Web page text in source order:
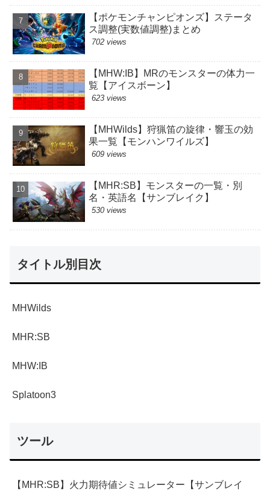
【ポケモンチャンピオンズ】ステータ
ス調整(実数値調整)まとめ
702 views
【MHW:IB】MRのモンスターの体力一
覧【アイスボーン】
623 views
【MHWilds】狩猟笛の旋律・響玉の効
果一覧【モンハンワイルズ】
609 views
【MHR:SB】モンスターの一覧・別
名・英語名【サンブレイク】
530 views
タイトル別目次
MHWilds
MHR:SB
MHW:IB
Splatoon3
ツール
【MHR:SB】火力期待値シミュレーター【サンブレイ